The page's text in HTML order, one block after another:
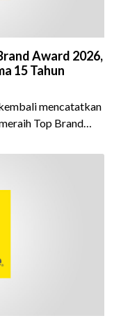
Award 2026,
15 Tahun
mencatatkan
Top Brand
White Indonesia
atas konsistensi,